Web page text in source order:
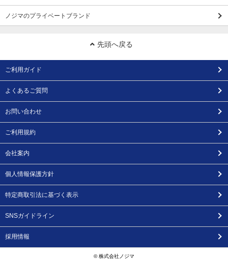
ノジマのプライベートブランド
先頭へ戻る
ご利用ガイド
よくあるご質問
お問い合わせ
ご利用規約
会社案内
個人情報保護方針
特定商取引法に基づく表示
SNSガイドライン
採用情報
© 株式会社ノジマ